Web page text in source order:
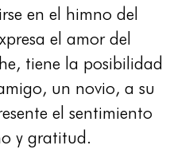
en el himno del
el amor del
tiene la posibilidad
un novio, a su
el sentimiento
y gratitud.